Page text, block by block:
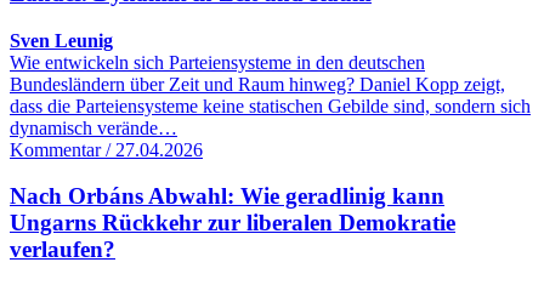
Sven Leunig
Wie entwickeln sich Parteiensysteme in den deutschen
Bundesländern über Zeit und Raum hinweg? Daniel Kopp zeigt,
dass die Parteiensysteme keine statischen Gebilde sind, sondern sich
dynamisch verände…
Kommentar / 27.04.2026
Nach Orbáns Abwahl: Wie geradlinig kann
Ungarns Rückkehr zur liberalen Demokratie
verlaufen?